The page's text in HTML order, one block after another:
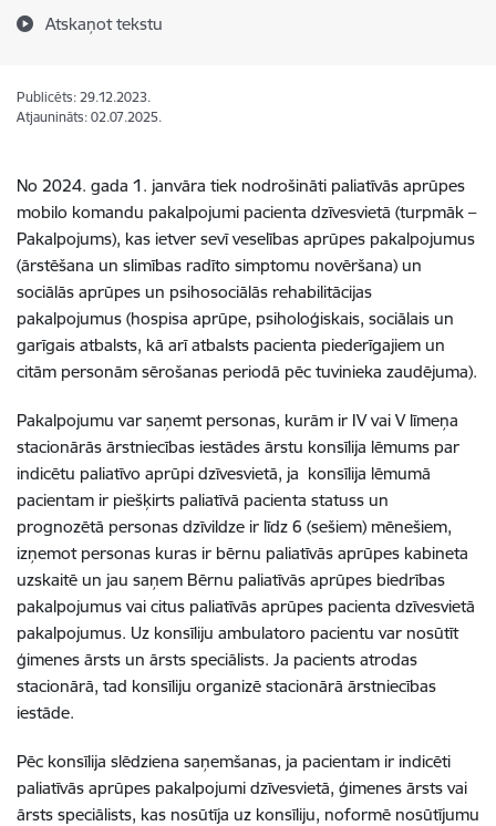
Atskaņot tekstu
Publicēts: 29.12.2023.
Atjaunināts: 02.07.2025.
No 2024. gada 1. janvāra tiek nodrošināti paliatīvās aprūpes
mobilo komandu pakalpojumi pacienta dzīvesvietā (turpmāk –
Pakalpojums), kas ietver sevī veselības aprūpes pakalpojumus
(ārstēšana un slimības radīto simptomu novēršana) un
sociālās aprūpes un psihosociālās rehabilitācijas
pakalpojumus (hospisa aprūpe, psiholoģiskais, sociālais un
garīgais atbalsts, kā arī atbalsts pacienta piederīgajiem un
citām personām sērošanas periodā pēc tuvinieka zaudējuma).
Pakalpojumu var saņemt personas, kurām ir IV vai V līmeņa
stacionārās ārstniecības iestādes ārstu konsīlija lēmums par
indicētu paliatīvo aprūpi dzīvesvietā, ja konsīlija lēmumā
pacientam ir piešķirts paliatīvā pacienta statuss un
prognozētā personas dzīvildze ir līdz 6 (sešiem) mēnešiem,
izņemot personas kuras ir bērnu paliatīvās aprūpes kabineta
uzskaitē un jau saņem Bērnu paliatīvās aprūpes biedrības
pakalpojumus vai citus paliatīvās aprūpes pacienta dzīvesvietā
pakalpojumus. Uz konsīliju ambulatoro pacientu var nosūtīt
ģimenes ārsts un ārsts speciālists. Ja pacients atrodas
stacionārā, tad konsīliju organizē stacionārā ārstniecības
iestāde.
Pēc konsīlija slēdziena saņemšanas, ja pacientam ir indicēti
paliatīvās aprūpes pakalpojumi dzīvesvietā, ģimenes ārsts vai
ārsts speciālists, kas nosūtīja uz konsīliju, noformē nosūtījumu